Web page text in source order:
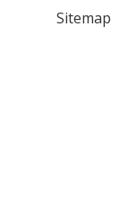
Sitemap